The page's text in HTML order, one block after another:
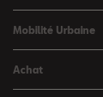
SEAT Arona
SEAT Leon
Mobilité Urbaine
Voitures hybrides
Achat